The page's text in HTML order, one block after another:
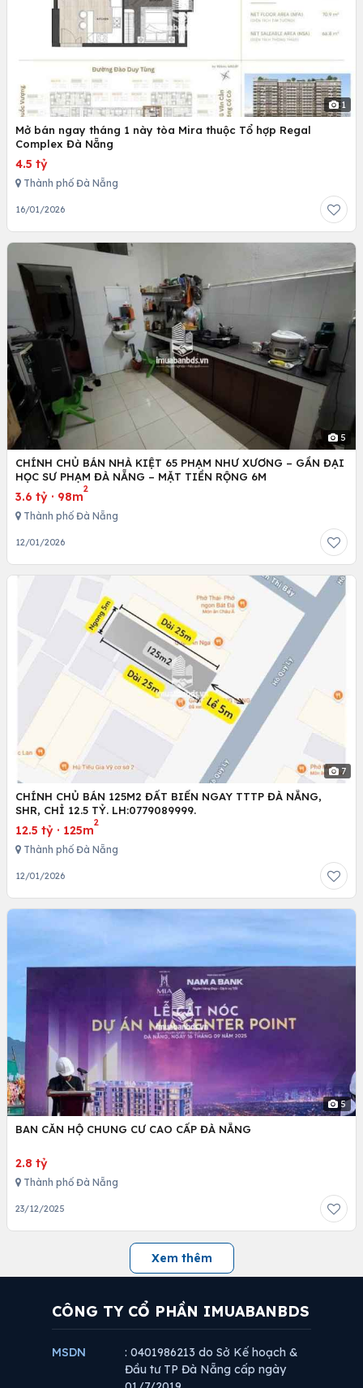
1
Mở bán ngay tháng 1 này tòa Mira thuộc Tổ hợp Regal
Complex Đà Nẵng
4.5 tỷ
Thành phố Đà Nẵng
16/01/2026
5
CHÍNH CHỦ BÁN NHÀ KIỆT 65 PHẠM NHƯ XƯƠNG – GẦN ĐẠI
HỌC SƯ PHẠM ĐÀ NẴNG – MẶT TIỀN RỘNG 6M
3.6 tỷ · 98m
2
Thành phố Đà Nẵng
12/01/2026
7
CHÍNH CHỦ BÁN 125M2 ĐẤT BIỂN NGAY TTTP ĐÀ NẴNG,
SHR, CHỈ 12.5 TỶ. LH:0779089999.
12.5 tỷ · 125m
2
Thành phố Đà Nẵng
12/01/2026
5
BAN CĂN HỘ CHUNG CƯ CAO CẤP ĐÀ NẴNG
2.8 tỷ
Thành phố Đà Nẵng
23/12/2025
Xem thêm
CÔNG TY CỔ PHẦN IMUABANBDS
MSDN
: 0401986213 do Sở Kế hoạch &
Đầu tư TP Đà Nẵng cấp ngày